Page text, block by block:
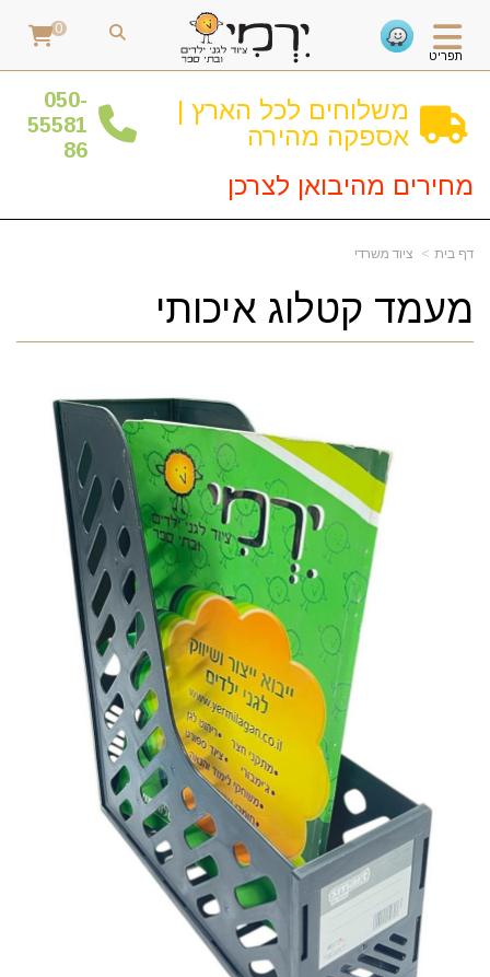
תפריט
0
משלוחים לכל הארץ |
אספקה מהירה
050-
55581
86
מחירים מהיבואן לצרכן
דף בית ציוד משרדי
מעמד קטלוג איכותי